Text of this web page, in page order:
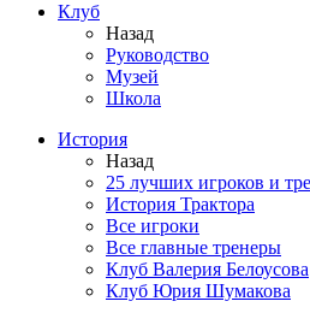
Клуб
Назад
Руководство
Музей
Школа
История
Назад
25 лучших игроков и
История Трактора
Все игроки
Все главные тренеры
Клуб Валерия Белоусова
Клуб Юрия Шумакова